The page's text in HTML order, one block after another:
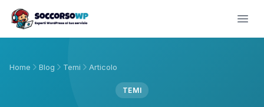
Home Blog Temi Articolo
TEMI